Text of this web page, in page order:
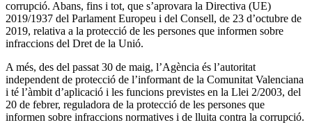
corrupció. Abans, fins i tot, que s’aprovara la Directiva (UE)
2019/1937 del Parlament Europeu i del Consell, de 23 d’octubre de
2019, relativa a la protecció de les persones que informen sobre
infraccions del Dret de la Unió.
A més, des del passat 30 de maig, l’Agència és l’autoritat
independent de protecció de l’informant de la Comunitat Valenciana
i té l’àmbit d’aplicació i les funcions previstes en la Llei 2/2003, del
20 de febrer, reguladora de la protecció de les persones que
informen sobre infraccions normatives i de lluita contra la corrupció.